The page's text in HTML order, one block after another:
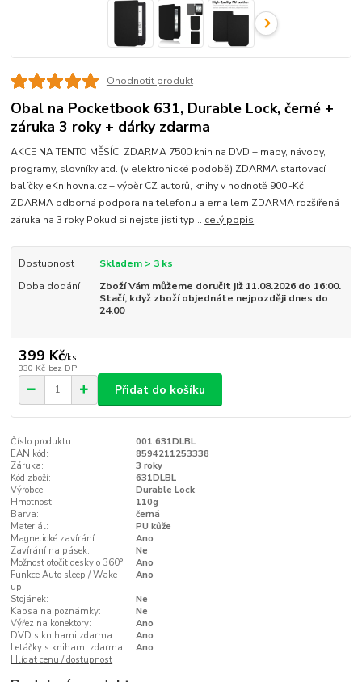
Ohodnotit produkt
Obal na Pocketbook 631, Durable Lock, černé +
záruka 3 roky + dárky zdarma
AKCE NA TENTO MĚSÍC: ZDARMA 7500 knih na DVD + mapy, návody,
programy, slovníky atd. (v elektronické podobě) ZDARMA startovací
balíčky eKnihovna.cz + výběr CZ autorů, knihy v hodnotě 900,-Kč
ZDARMA odborná podpora na telefonu a emailem ZDARMA rozšířená
záruka na 3 roky Pokud si nejste jisti typ... celý popis
Dostupnost
Skladem > 3 ks
Doba dodání
Zboží Vám můžeme doručit již 11.08.2026 do 16:00.
Stačí, když zboží objednáte nejpozději dnes do
24:00
399 Kč/ks
330 Kč bez DPH
Přidat do košíku
Číslo produktu:
001.631DLBL
EAN kód:
8594211253338
Záruka:
3 roky
Kód zboží:
631DLBL
Výrobce:
Durable Lock
Hmotnost:
110g
Barva:
černá
Materiál:
PU kůže
Magnetické zavírání:
Ano
Zavírání na pásek:
Ne
Možnost otočit desky o 360°:
Ano
Funkce Auto sleep / Wake
up:
Ano
Stojánek:
Ne
Kapsa na poznámky:
Ne
Výřez na konektory:
Ano
DVD s knihami zdarma:
Ano
Letáčky s knihami zdarma:
Ano
Hlídat cenu / dostupnost